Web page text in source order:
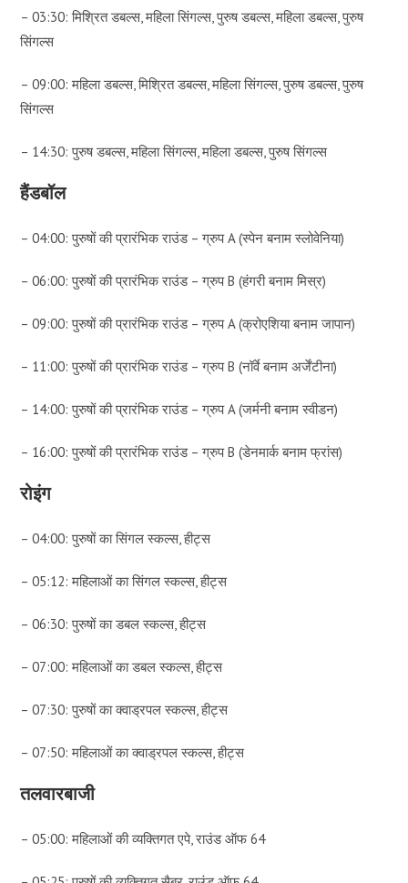
– 03:30: मिश्रित डबल्स, महिला सिंगल्स, पुरुष डबल्स, महिला डबल्स, पुरुष
सिंगल्स
– 09:00: महिला डबल्स, मिश्रित डबल्स, महिला सिंगल्स, पुरुष डबल्स, पुरुष
सिंगल्स
– 14:30: पुरुष डबल्स, महिला सिंगल्स, महिला डबल्स, पुरुष सिंगल्स
हैंडबॉल
– 04:00: पुरुषों की प्रारंभिक राउंड – ग्रुप A (स्पेन बनाम स्लोवेनिया)
– 06:00: पुरुषों की प्रारंभिक राउंड – ग्रुप B (हंगरी बनाम मिस्र)
– 09:00: पुरुषों की प्रारंभिक राउंड – ग्रुप A (क्रोएशिया बनाम जापान)
– 11:00: पुरुषों की प्रारंभिक राउंड – ग्रुप B (नॉर्वे बनाम अर्जेंटीना)
– 14:00: पुरुषों की प्रारंभिक राउंड – ग्रुप A (जर्मनी बनाम स्वीडन)
– 16:00: पुरुषों की प्रारंभिक राउंड – ग्रुप B (डेनमार्क बनाम फ्रांस)
रोइंग
– 04:00: पुरुषों का सिंगल स्कल्स, हीट्स
– 05:12: महिलाओं का सिंगल स्कल्स, हीट्स
– 06:30: पुरुषों का डबल स्कल्स, हीट्स
– 07:00: महिलाओं का डबल स्कल्स, हीट्स
– 07:30: पुरुषों का क्वाड्रपल स्कल्स, हीट्स
– 07:50: महिलाओं का क्वाड्रपल स्कल्स, हीट्स
तलवारबाजी
– 05:00: महिलाओं की व्यक्तिगत एपे, राउंड ऑफ 64